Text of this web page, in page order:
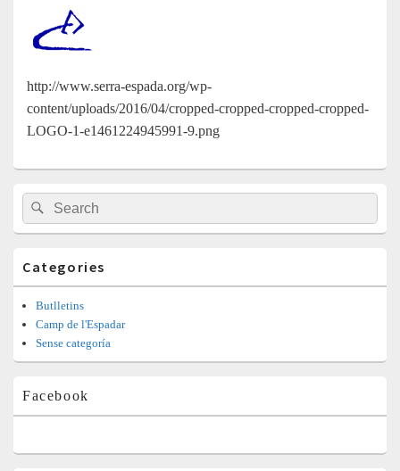
http://www.serra-espada.org/wp-
content/uploads/2016/04/cropped-cropped-cropped-cropped-
LOGO-1-e1461224945991-9.png
Barra
lateral
principal
Search
for:
Search
Categories
Butlletins
Camp de l'Espadar
Sense categoría
Facebook